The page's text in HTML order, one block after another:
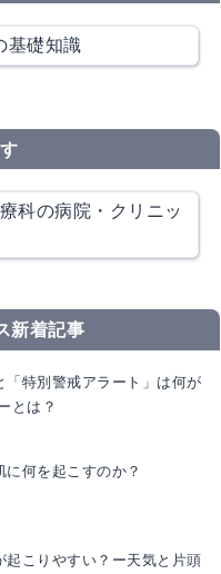
基礎知識
科の病院・クリニッ
新着記事
特別警戒アラート」は何が
とは？
何を起こすのか？
こりやすい？ー天気と片頭